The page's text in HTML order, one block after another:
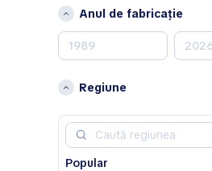
Volkswagen
Volvo
A
Acura
Aston Martin
Avatr
Anul de fabricație
Regiune
Popular